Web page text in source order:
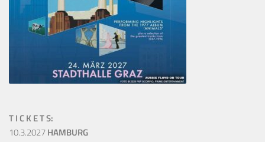
T I C K E T S:
10.3.2027HAMBURG